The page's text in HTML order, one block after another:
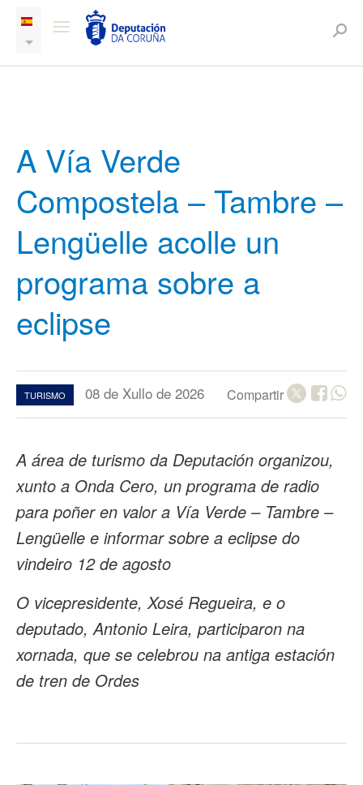
A Vía Verde
Compostela – Tambre –
Lengüelle acolle un
programa sobre a
eclipse
TURISMO 08 de Xullo de 2026 Compartir
A área de turismo da Deputación organizou,
xunto a Onda Cero, un programa de radio
para poñer en valor a Vía Verde – Tambre –
Lengüelle e informar sobre a eclipse do
vindeiro 12 de agosto
O vicepresidente, Xosé Regueira, e o
deputado, Antonio Leira, participaron na
xornada, que se celebrou na antiga estación
de tren de Ordes